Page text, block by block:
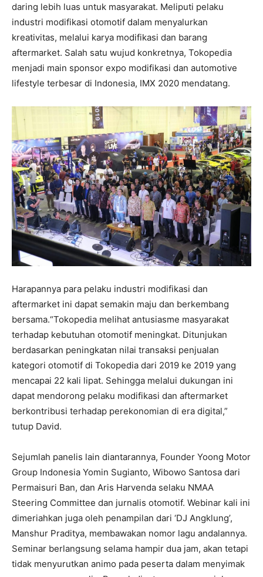
daring lebih luas untuk masyarakat. Meliputi pelaku
industri modifikasi otomotif dalam menyalurkan
kreativitas, melalui karya modifikasi dan barang
aftermarket. Salah satu wujud konkretnya, Tokopedia
menjadi main sponsor expo modifikasi dan automotive
lifestyle terbesar di Indonesia, IMX 2020 mendatang.
Harapannya para pelaku industri modifikasi dan
aftermarket ini dapat semakin maju dan berkembang
bersama.“Tokopedia melihat antusiasme masyarakat
terhadap kebutuhan otomotif meningkat. Ditunjukan
berdasarkan peningkatan nilai transaksi penjualan
kategori otomotif di Tokopedia dari 2019 ke 2019 yang
mencapai 22 kali lipat. Sehingga melalui dukungan ini
dapat mendorong pelaku modifikasi dan aftermarket
berkontribusi terhadap perekonomian di era digital,”
tutup David.
Sejumlah panelis lain diantarannya, Founder Yoong Motor
Group Indonesia Yomin Sugianto, Wibowo Santosa dari
Permaisuri Ban, dan Aris Harvenda selaku NMAA
Steering Committee dan jurnalis otomotif. Webinar kali ini
dimeriahkan juga oleh penampilan dari ‘DJ Angklung’,
Manshur Praditya, membawakan nomor lagu andalannya.
Seminar berlangsung selama hampir dua jam, akan tetapi
tidak menyurutkan animo pada peserta dalam menyimak